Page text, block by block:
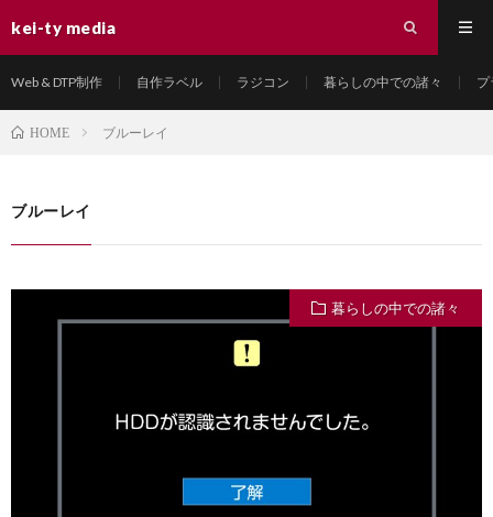
kei-ty media
Web & DTP制作 自作ラベル ラジコン 暮らしの中での諸々
HOME ブルーレイ
ブルーレイ
暮らしの中での諸々